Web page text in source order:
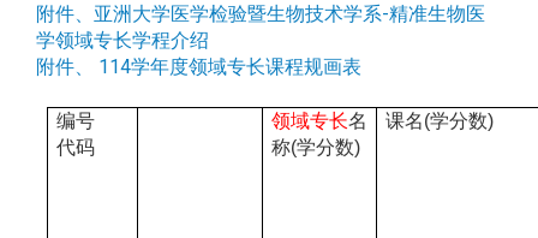
附件、 亚洲大学医学检验暨生物技术学系-精准生物医
学领域专长学程介绍
附件、 114学年度领域专长课程规画表
编号
代码
领域专长名
称(学分数)
课名(学分数)